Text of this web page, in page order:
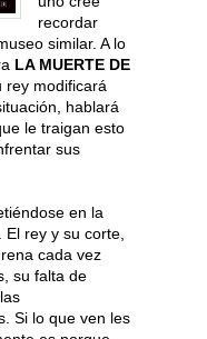
recordar
similar. A lo
LA MUERTE DE
rey modificará
hablará
le traigan esto
sus
en la
rey y su corte,
cada vez
su falta de
Si lo que ven les